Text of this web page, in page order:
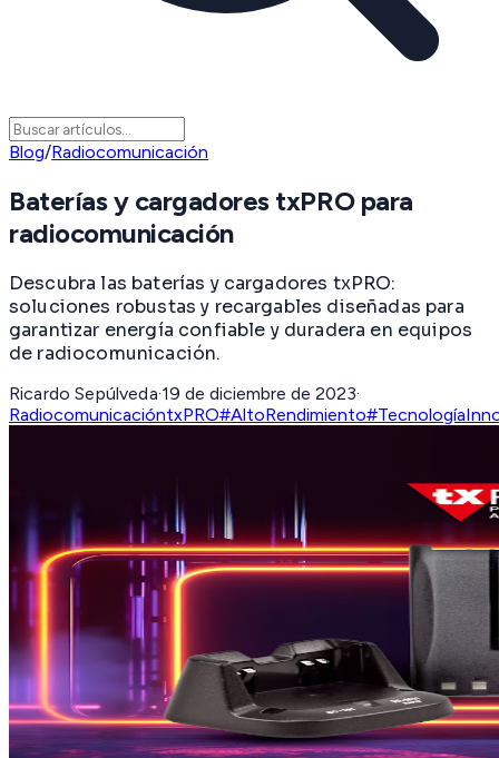
Blog/Radiocomunicación
Baterías y cargadores txPRO para
radiocomunicación
Descubra las baterías y cargadores txPRO:
soluciones robustas y recargables diseñadas para
garantizar energía confiable y duradera en equipos
de radiocomunicación.
Ricardo Sepúlveda·19 de diciembre de 2023·
RadiocomunicacióntxPRO#AltoRendimiento